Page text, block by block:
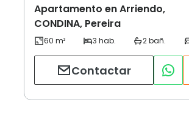
Apartamento en Arriendo,
CONDINA, Pereira
Contactar